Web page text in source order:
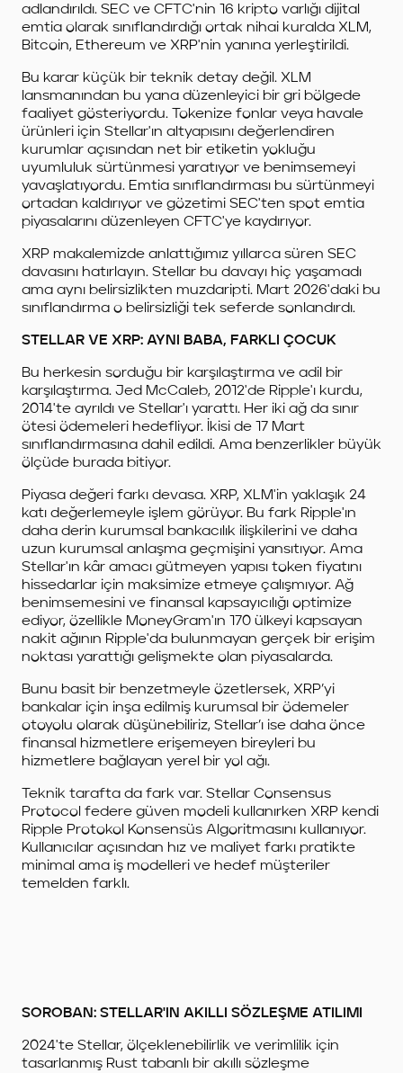
adlandırıldı. SEC ve CFTC'nin 16 kripto varlığı dijital
emtia olarak sınıflandırdığı ortak nihai kuralda XLM,
Bitcoin, Ethereum ve XRP'nin yanına yerleştirildi.
Bu karar küçük bir teknik detay değil. XLM
lansmanından bu yana düzenleyici bir gri bölgede
faaliyet gösteriyordu. Tokenize fonlar veya havale
ürünleri için Stellar'ın altyapısını değerlendiren
kurumlar açısından net bir etiketin yokluğu
uyumluluk sürtünmesi yaratıyor ve benimsemeyi
yavaşlatıyordu. Emtia sınıflandırması bu sürtünmeyi
ortadan kaldırıyor ve gözetimi SEC'ten spot emtia
piyasalarını düzenleyen CFTC'ye kaydırıyor.
XRP makalemizde anlattığımız yıllarca süren SEC
davasını hatırlayın. Stellar bu davayı hiç yaşamadı
ama aynı belirsizlikten muzdaripti. Mart 2026'daki bu
sınıflandırma o belirsizliği tek seferde sonlandırdı.
STELLAR VE XRP: AYNI BABA, FARKLI ÇOCUK
Bu herkesin sorduğu bir karşılaştırma ve adil bir
karşılaştırma. Jed McCaleb, 2012'de Ripple'ı kurdu,
2014'te ayrıldı ve Stellar'ı yarattı. Her iki ağ da sınır
ötesi ödemeleri hedefliyor. İkisi de 17 Mart
sınıflandırmasına dahil edildi. Ama benzerlikler büyük
ölçüde burada bitiyor.
Piyasa değeri farkı devasa. XRP, XLM'in yaklaşık 24
katı değerlemeyle işlem görüyor. Bu fark Ripple'ın
daha derin kurumsal bankacılık ilişkilerini ve daha
uzun kurumsal anlaşma geçmişini yansıtıyor. Ama
Stellar'ın kâr amacı gütmeyen yapısı token fiyatını
hissedarlar için maksimize etmeye çalışmıyor. Ağ
benimsemesini ve finansal kapsayıcılığı optimize
ediyor, özellikle MoneyGram'ın 170 ülkeyi kapsayan
nakit ağının Ripple'da bulunmayan gerçek bir erişim
noktası yarattığı gelişmekte olan piyasalarda.
Bunu basit bir benzetmeyle özetlersek, XRP’yi
bankalar için inşa edilmiş kurumsal bir ödemeler
otoyolu olarak düşünebiliriz, Stellar’ı ise daha önce
finansal hizmetlere erişemeyen bireyleri bu
hizmetlere bağlayan yerel bir yol ağı.
Teknik tarafta da fark var. Stellar Consensus
Protocol federe güven modeli kullanırken XRP kendi
Ripple Protokol Konsensüs Algoritmasını kullanıyor.
Kullanıcılar açısından hız ve maliyet farkı pratikte
minimal ama iş modelleri ve hedef müşteriler
temelden farklı.
SOROBAN: STELLAR'IN AKILLI SÖZLEŞME ATILIMI
2024'te Stellar, ölçeklenebilirlik ve verimlilik için
tasarlanmış Rust tabanlı bir akıllı sözleşme